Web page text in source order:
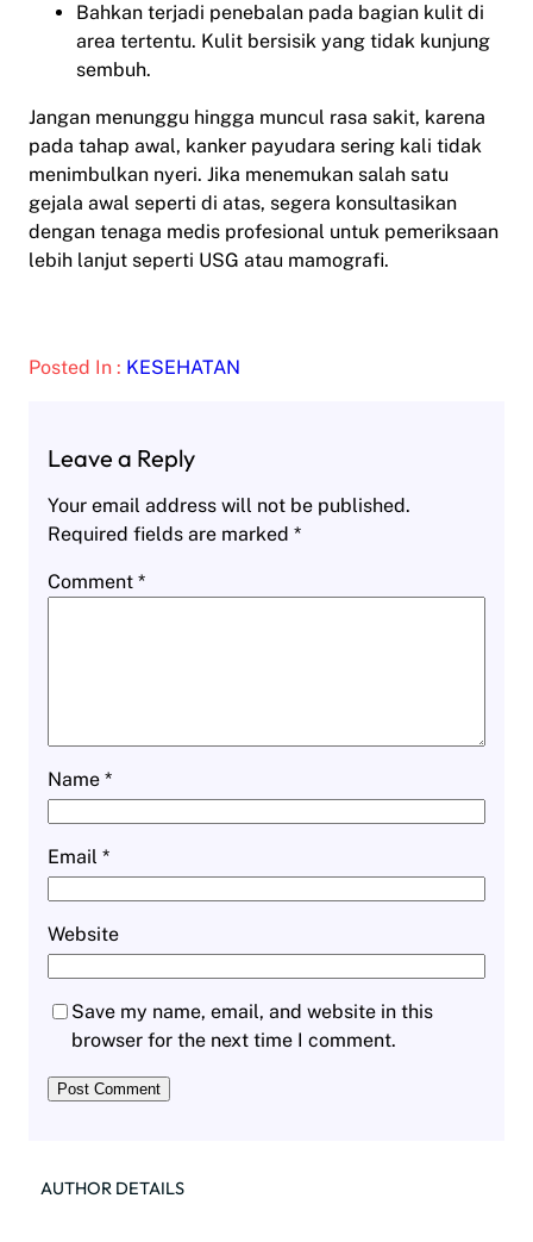
Bahkan terjadi penebalan pada bagian kulit di
area tertentu. Kulit bersisik yang tidak kunjung
sembuh.
Jangan menunggu hingga muncul rasa sakit, karena
pada tahap awal, kanker payudara sering kali tidak
menimbulkan nyeri. Jika menemukan salah satu
gejala awal seperti di atas, segera konsultasikan
dengan tenaga medis profesional untuk pemeriksaan
lebih lanjut seperti USG atau mamografi.
Posted In : KESEHATAN
Leave a Reply
Your email address will not be published.
Required fields are marked *
Comment *
Name *
Email *
Website
Save my name, email, and website in this
browser for the next time I comment.
AUTHOR DETAILS